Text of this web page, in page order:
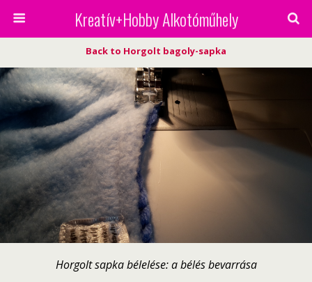
Kreatív+Hobby Alkotóműhely
Back to Horgolt bagoly-sapka
Horgolt sapka bélelése: a bélés bevarrása